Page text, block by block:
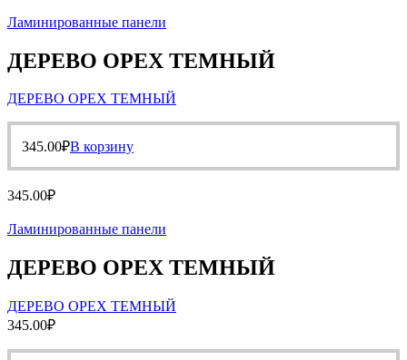
Ламинированные панели
ДЕРЕВО ОРЕХ ТЕМНЫЙ
ДЕРЕВО ОРЕХ ТЕМНЫЙ
345.00₽В корзину
345.00₽
Ламинированные панели
ДЕРЕВО ОРЕХ ТЕМНЫЙ
ДЕРЕВО ОРЕХ ТЕМНЫЙ
345.00₽